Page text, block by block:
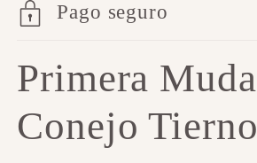
Pago seguro
Primera Muda
Conejo Tierno